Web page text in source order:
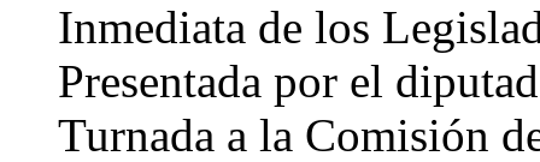
Inmediata de los
Presentada por el
Turnada a la Comisión